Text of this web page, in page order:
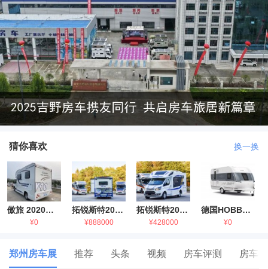
猜你喜欢 换一换
傲旅 2020金旅国六海狮房车
¥0
拓锐斯特2021款进口依维柯房车
¥888000
拓锐斯特2021款 福特T型锐典版房车
¥428000
德国HOBBY拖挂房车豪华版
¥0
郑州房车展 推荐 头条 视频 房车评测 房车